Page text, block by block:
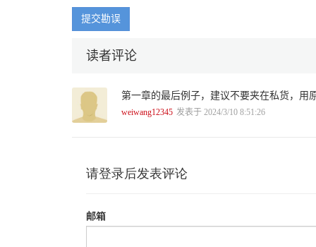
2.4.3 波士顿房价预测
2.4.4 泰坦尼克号生存预测：回归预测特征年龄Age
2.4.6 回顾
2.5.2 决策树
2.5.3 对比线性模型和决策树模型的表现
2.5.4 回顾
2.6.2 Bagging：随机森林（Random Forest）
目录 ∣ VII
2.6.4 Stacking
2.6.5 泰坦尼克号生存预测：小结
提交勘误
读者评论
第一章的最后例子，建议不要夹在私货，用
weiwang12345 发表于 2024/3/10 8:51:26